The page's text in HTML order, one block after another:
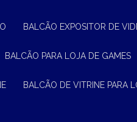
BALCÃO EXPOSITOR DE
BALCÃO PARA LOJA DE GAMES
BALCÃO DE VITRINE PARA